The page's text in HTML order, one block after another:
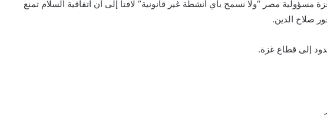
مصر “ولا نسمح بأي أنشطة غير قانونية” لافتا إلى أن اتفاقية السلام تمنع
صلاح الدين.
إلى قطاع غزة.